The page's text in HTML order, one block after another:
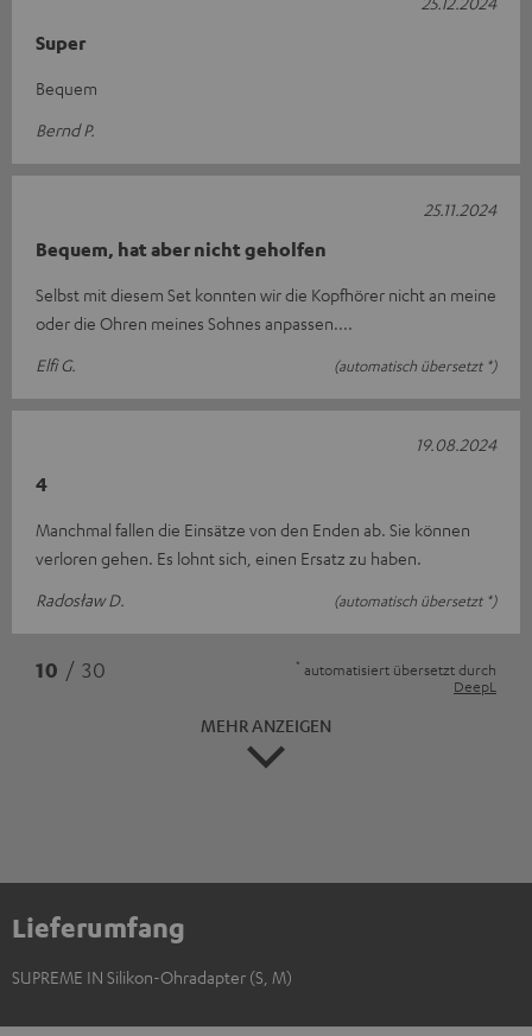
Super
Bequem
Bernd P.
Bequem, hat aber nicht geholfen
Selbst mit diesem Set konnten wir die Kopfhörer nicht an meine
oder die Ohren meines Sohnes anpassen....
Elfi G.
(automatisch übersetzt *)
25.11.2024
4
Manchmal fallen die Einsätze von den Enden ab. Sie können
verloren gehen. Es lohnt sich, einen Ersatz zu haben.
Radosław D.
(automatisch übersetzt *)
19.08.2024
10 / 30 * automatisiert übersetzt durch
DeepL
MEHR ANZEIGEN
Lieferumfang
SUPREME IN Silikon-Ohradapter (S, M)